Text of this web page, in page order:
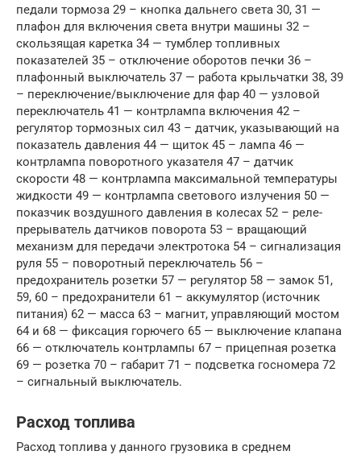
педали тормоза 29 – кнопка дальнего света 30, 31 —
плафон для включения света внутри машины 32 –
скользящая каретка 34 — тумблер топливных
показателей 35 – отключение оборотов печки 36 –
плафонный выключатель 37 — работа крыльчатки 38, 39
– переключение/выключение для фар 40 — узловой
переключатель 41 — контрлампа включения 42 –
регулятор тормозных сил 43 – датчик, указывающий на
показатель давления 44 — щиток 45 – лампа 46 —
контрлампа поворотного указателя 47 – датчик
скорости 48 — контрлампа максимальной температуры
жидкости 49 — контрлампа светового излучения 50 —
показчик воздушного давления в колесах 52 – реле-
прерыватель датчиков поворота 53 – вращающий
механизм для передачи электротока 54 – сигнализация
руля 55 – поворотный переключатель 56 –
предохранитель розетки 57 — регулятор 58 — замок 51,
59, 60 – предохранители 61 – аккумулятор (источник
питания) 62 — масса 63 – магнит, управляющий мостом
64 и 68 — фиксация горючего 65 — выключение клапана
66 — отключатель контрлампы 67 – прицепная розетка
69 — розетка 70 – габарит 71 – подсветка госномера 72
– сигнальный выключатель.
Расход топлива
Расход топлива у данного грузовика в среднем